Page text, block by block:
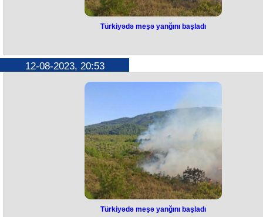
Türkiyənin Burdur vilayətində meşə yanğını başlayıb.
Yanğın vilayətin Bucak rayonunda baş verib.
Yanğının söndürülməsi üçün bölgəyə 2 helikopter, 5 təyyarə və çoxlu
Türkiyədə meşə yanğını başladı
12-08-2023, 20:53
Türkiyədə meşə yanğını başladı